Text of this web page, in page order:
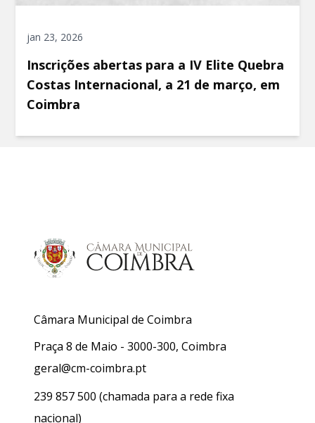
jan 23, 2026
Inscrições abertas para a IV Elite Quebra
Costas Internacional, a 21 de março, em
Coimbra
Câmara Municipal de Coimbra
Praça 8 de Maio - 3000-300, Coimbra
geral@cm-coimbra.pt
239 857 500 (chamada para a rede fixa
nacional)